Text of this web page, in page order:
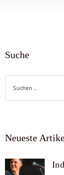
Suche
Suche
nach:
Neueste